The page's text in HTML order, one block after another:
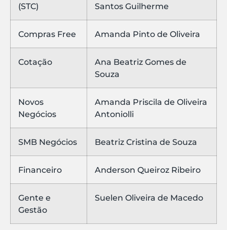
(STC)
Santos Guilherme
Compras Free Amanda Pinto de Oliveira
Cotação
Ana Beatriz Gomes de
Souza
Novos
Negócios
Amanda Priscila de Oliveira
Antoniolli
SMB Negócios Beatriz Cristina de Souza
Financeiro Anderson Queiroz Ribeiro
Gente e
Gestão
Suelen Oliveira de Macedo